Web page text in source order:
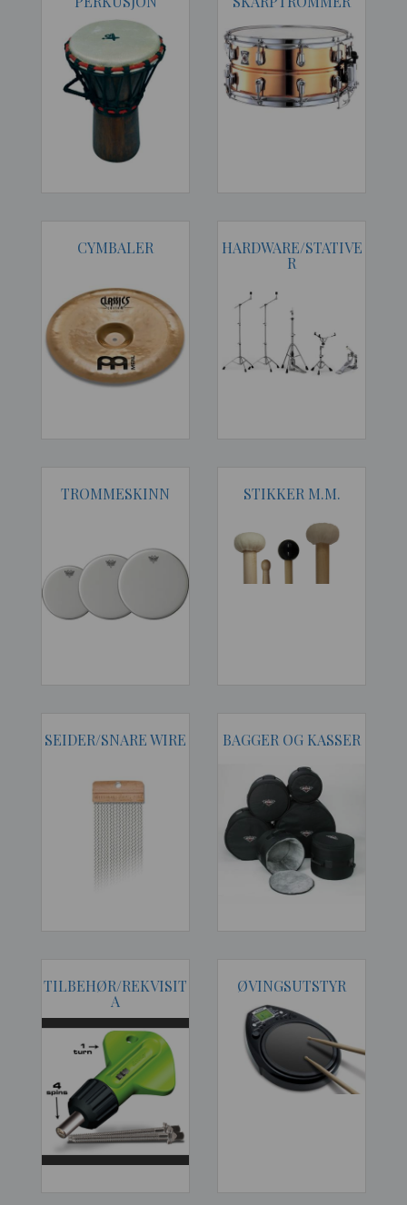
CYMBALER
HARDWARE/STATIVE
R
TROMMESKINN STIKKER M.M.
SEIDER/SNARE WIRE BAGGER OG KASSER
TILBEHØR/REKVISIT
A
ØVINGSUTSTYR